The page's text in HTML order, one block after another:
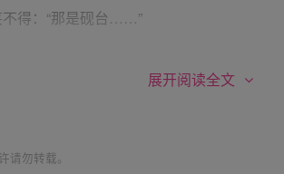
得：“那是砚台……”
看到的巍峨的高山、汩汩的流水、挺拔
欢！”
武青肃肯定让我研墨，磨好了墨自然就
展开阅读全文
请勿转载。